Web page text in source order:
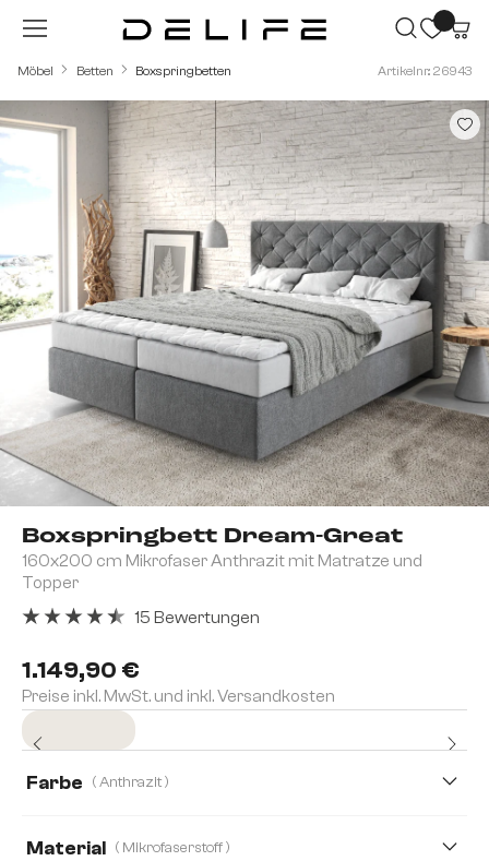
Zum Hauptinhalt springen
Möbel Betten Boxspringbetten Artikelnr.: 26943
Boxspringbett Dream-Great
160x200 cm Mikrofaser Anthrazit mit Matratze und
Topper
1.149,90 €
Preise inkl. MwSt. und inkl. Versandkosten
15 Bewertungen
Farbe ( Anthrazit )
Material ( Mikrofaserstoff )
Bildergalerie überspringen